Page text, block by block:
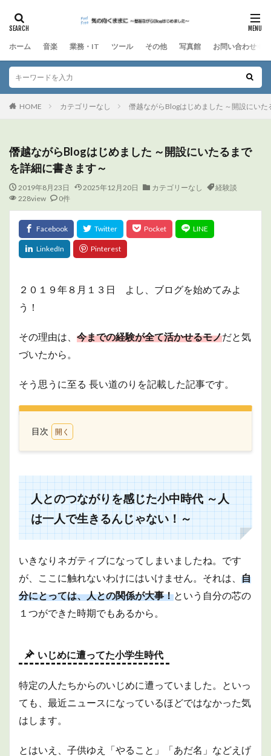
ホーム 音楽 業務・IT ツール その他 写真館 お問い合わせ
HOME カテゴリーなし 僭越ながらBlogはじめました ～開設にい
僭越ながらBlogはじめました ～開設にいたるまで
を詳細に書きます～
2019年8月23日 2025年12月20日 カテゴリーなし
経験談
228view
0件
２０１９年８月１３日 よし、ブログを始めてみよ
う！
その理由は、 今までの経験が全て活かせるモノだと気
づいたから。
そう思うに至る 長い道のりを記載した記事です。
目次
なが
りを
感じ
た小
中時
代
は一
人で
生き
じゃ
な
1.1
いじ
遭っ
てた
小学
生時
1.2
人とのつながりを感じた小中時代 ～人
は一人で生きるんじゃない！～
いきなりネガティブになってしまいましたね。です
が、ここに触れないわけにはいけません。それは、 自
分にとっては、人との関係が大事！という自分の芯の
１つができた時期でもあるから。
いじめに遭ってた小学生時代
特定の人たちからのいじめに遭っていました。といっ
ても、最近ニュースになっているほどではなかった気
はします。
とはいえ、子供ゆえ「やること」「あだ名」などえげ